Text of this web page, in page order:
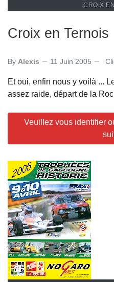
CROIX
Croix en Ternois
By Alexis 11 Juin 2005
Et oui, enfin nous y voilà ...
assez raide, départ de la
Veuillez vous identifier